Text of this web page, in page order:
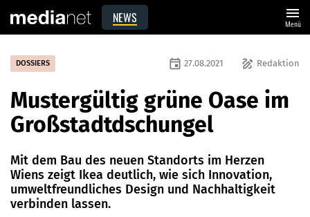
NEWS menu
Menü
DOSSIERS draw Redaktion
event 27.08.2021
Mustergültig grüne Oase im
Großstadtdschungel
Mit dem Bau des neuen Standorts im Herzen
Wiens zeigt Ikea deutlich, wie sich Innovation,
umweltfreundliches Design und Nachhaltigkeit
verbinden lassen.